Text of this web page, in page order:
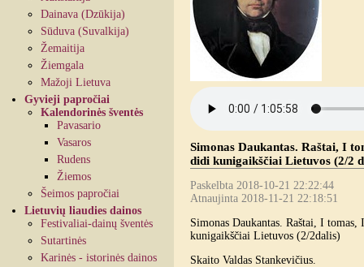
Dainava (Dzūkija)
Sūduva (Suvalkija)
Žemaitija
Žiemgala
Mažoji Lietuva
Gyvieji papročiai
Kalendorinės šventės
Pavasario
Vasaros
Rudens
Žiemos
Šeimos papročiai
Lietuvių liaudies dainos
Festivaliai-dainų šventės
Sutartinės
Karinės - istorinės dainos
Simonas Daukantas. Raštai, I
didi kunigaikščiai Lietuvos (2/2
Paskelbta 2018-10-21 22:22:44
Atnaujinta 2018-11-21 22:18:51
Simonas Daukantas. Raštai, I
kunigaikščiai Lietuvos (2/2dalis)
Skaito Valdas Stankevičius.